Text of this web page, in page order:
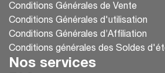
Conditions Générales de Vente
Conditions Générales d'utilisation
Conditions Générales d’Affiliation
Conditions générales des Soldes
Nos services